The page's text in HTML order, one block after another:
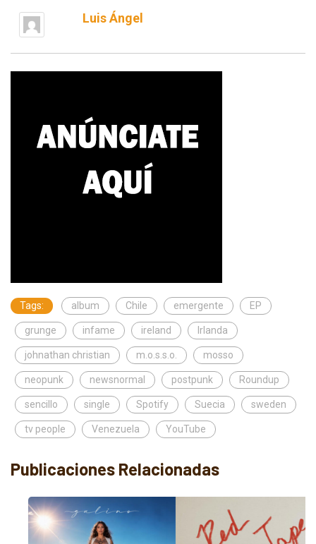
Luis Ángel
Tags: album Chile emergente EP
grunge infame ireland Irlanda
johnathan christian m.o.s.s.o. mosso
neopunk newsnormal postpunk Roundup
sencillo single Spotify Suecia sweden
tv people Venezuela YouTube
Publicaciones Relacionadas